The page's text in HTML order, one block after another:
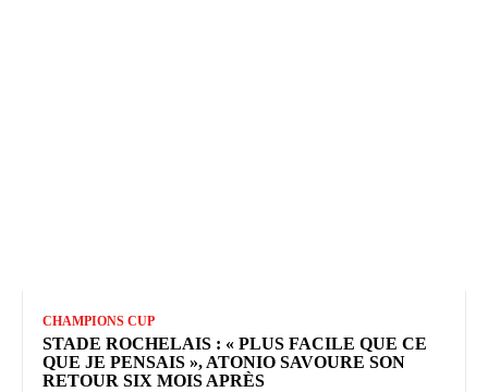
CHAMPIONS CUP
STADE ROCHELAIS : « PLUS FACILE QUE CE
QUE JE PENSAIS », ATONIO SAVOURE SON
RETOUR SIX MOIS APRÈS